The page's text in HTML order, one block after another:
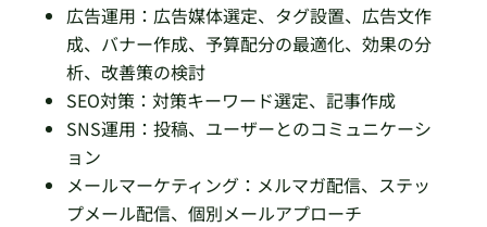
広告運用：広告媒体選定、タグ設置、広告文作
成、バナー作成、予算配分の最適化、効果の分
析、改善策の検討
SEO対策：対策キーワード選定、記事作成
SNS運用：投稿、ユーザーとのコミュニケーシ
ョン
メールマーケティング：メルマガ配信、ステッ
プメール配信、個別メールアプローチ